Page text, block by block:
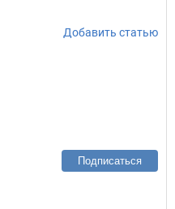
Добавить статью
Подписаться